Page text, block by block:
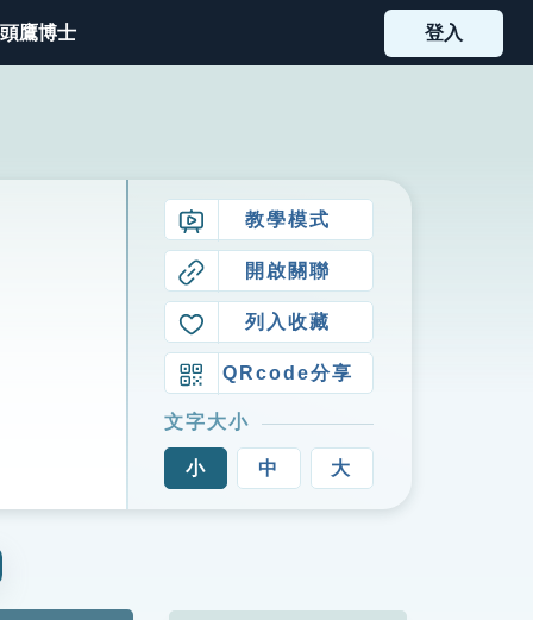
鷹博士 登入
教學模式
開啟關聯
列入收藏
QRcode分享
文字大小
小 中 大